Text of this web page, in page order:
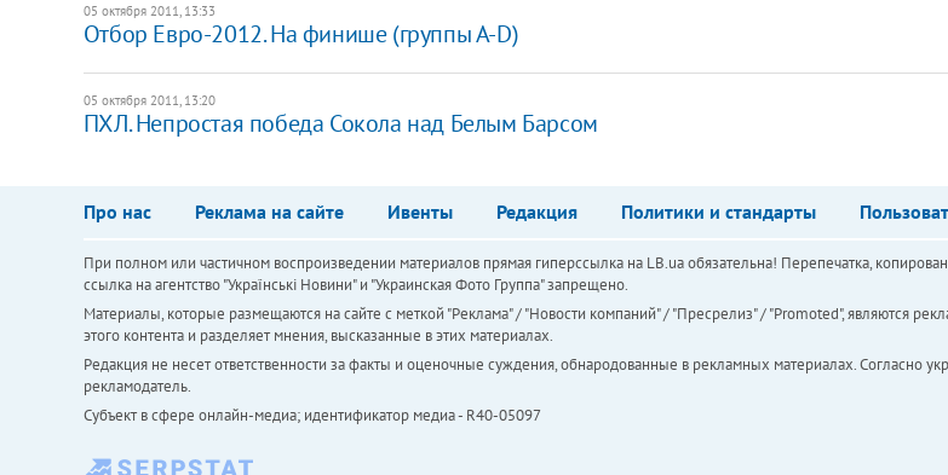
05 октября 2011, 13:33
​Отбор Евро-2012. На финише (группы А-D)
05 октября 2011, 13:20
ПХЛ. Непростая победа Сокола над Белым Барсом
Про нас Реклама на сайте Ивенты Редакция Политики и стандарты
При полном или частичном воспроизведении материалов прямая гиперссылка на LB.ua обязательна! Перепечатка,
ссылка на агентство "Українськi Новини" и "Украинская Фото Группа" запрещено.
Материалы, которые размещаются на сайте с меткой "Реклама" / "Новости компаний" / "Пресрелиз" / "Promoted", являются
этого контента и разделяет мнения, высказанные в этих материалах.
Редакция не несет ответственности за факты и оценочные суждения, обнародованные в рекламных материалах. Согласно
рекламодатель.
Субъект в сфере онлайн-медиа; идентификатор медиа - R40-05097